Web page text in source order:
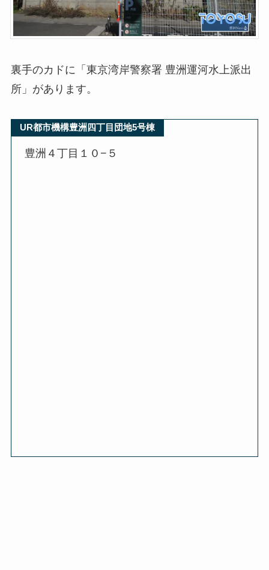
裏手のカドに「東京湾岸警察署 豊洲運河水上派出
所」があります。
UR都市機構豊洲四丁目団地5号棟
豊洲４丁目１０−５